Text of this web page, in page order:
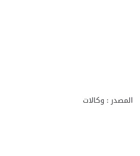
المصدر : وكالات